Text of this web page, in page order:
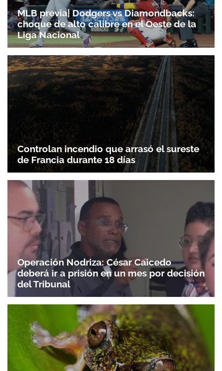
MLB previa| Dodgers vs Diamondbacks:
choque de alto calibre en el Oeste de la
Liga Nacional
Controlan incendio que arrasó el sureste
de Francia durante 18 días
Operación Nodriza: César Caicedo
deberá ir a prisión en un mes por decisión
del Tribunal